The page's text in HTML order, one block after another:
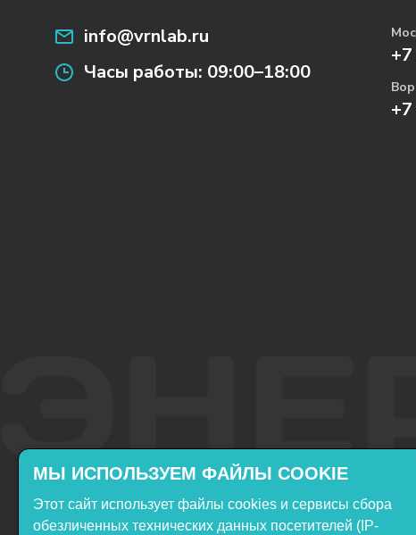
info@vrnlab.ru
Часы работы: 09:00–18:00
Включён в реестр
Продукция НТП
МЫ ИСПОЛЬЗУЕМ ФАЙЛЫ COOKIE
Этот сайт использует файлы cookies и сервисы сбора
обезличенных технических данных посетителей (IP-